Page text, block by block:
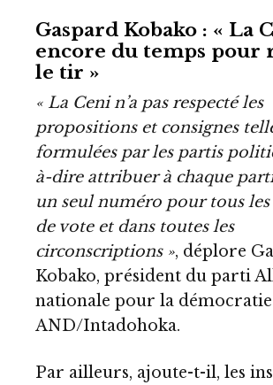
Gaspard Kobako : « La
encore du temps pour
le tir »
« La Ceni n’a pas respecté les
propositions et consignes
formulées par les partis
à-dire attribuer à chaque
un seul numéro pour tous
de vote et dans toutes les
circonscriptions », déplore
Kobako, président du parti
nationale pour la démocratie
AND/Intadohoka.
Par ailleurs, ajoute-t-il, les